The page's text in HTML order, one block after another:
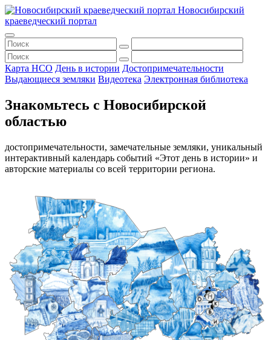
Новосибирский
краеведческий портал
Карта НСО День в истории Достопримечательности
Выдающиеся земляки Видеотека Электронная библиотека
Знакомьтесь с Новосибирской
областью
достопримечательности, замечательные земляки, уникальный
интерактивный календарь событий «Этот день в истории» и
авторские материалы со всей территории региона.